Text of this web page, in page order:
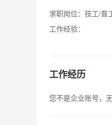
求职岗位： 技工/普
工作经验：
工作经历
您不是企业账号，